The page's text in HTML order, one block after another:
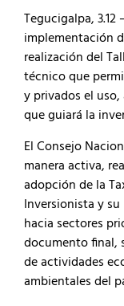
Tegucigalpa,
implementación
realización del
técnico que
y privados el
que guiará la
El Consejo
manera activa,
adopción de la
Inversionista y
hacia sectores
documento final,
de actividades
ambientales del